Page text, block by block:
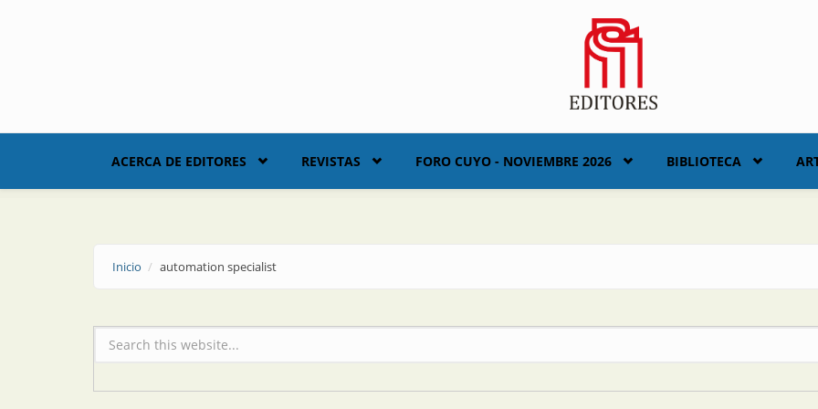
ACERCA DE EDITORES REVISTAS FORO CUYO - NOVIEMBRE 2026 BIBLIOTECA
Inicio automation specialist
Formulario de búsqueda